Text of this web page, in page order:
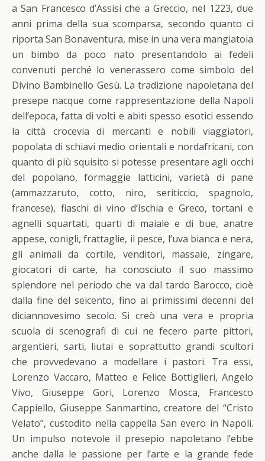
a San Francesco d’Assisi che a Greccio, nel 1223, due
anni prima della sua scomparsa, secondo quanto ci
riporta San Bonaventura, mise in una vera mangiatoia
un bimbo da poco nato presentandolo ai fedeli
convenuti perché lo venerassero come simbolo del
Divino Bambinello Gesù. La tradizione napoletana del
presepe nacque come rappresentazione della Napoli
dell’epoca, fatta di volti e abiti spesso esotici essendo
la città crocevia di mercanti e nobili viaggiatori,
popolata di schiavi medio orientali e nordafricani, con
quanto di più squisito si potesse presentare agli occhi
del popolano, formaggie latticini, varietà di pane
(ammazzaruto, cotto, niro, seriticcio, spagnolo,
francese), fiaschi di vino d’Ischia e Greco, tortani e
agnelli squartati, quarti di maiale e di bue, anatre
appese, conigli, frattaglie, il pesce, l’uva bianca e nera,
gli animali da cortile, venditori, massaie, zingare,
giocatori di carte, ha conosciuto il suo massimo
splendore nel periodo che va dal tardo Barocco, cioè
dalla fine del seicento, fino ai primissimi decenni del
diciannovesimo secolo. Si creò una vera e propria
scuola di scenografi di cui ne fecero parte pittori,
argentieri, sarti, liutai e soprattutto grandi scultori
che provvedevano a modellare i pastori. Tra essi,
Lorenzo Vaccaro, Matteo e Felice Bottiglieri, Angelo
Vivo, Giuseppe Gori, Lorenzo Mosca, Francesco
Cappiello, Giuseppe Sanmartino, creatore del “Cristo
Velato”, custodito nella cappella San evero in Napoli.
Un impulso notevole il presepio napoletano l’ebbe
anche dalla le passione per l’arte e la grande fede